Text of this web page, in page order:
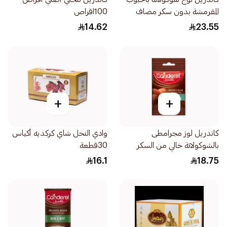
المقرمشة بدون سكر مضاف
100جرام
23.55
100اقراص
14.62
+
كاندريل لوز مجرامطى
بالشوكولاتة خالي من السكر
المضاف 40جرام
18.75
+
وادي النحل شاي كركديه أكياس
30قطعة
16.1